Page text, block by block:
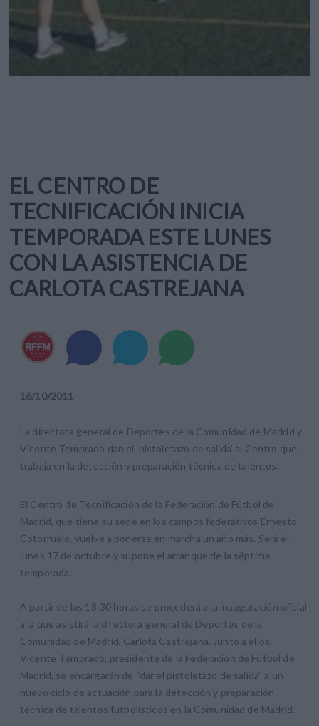
EL CENTRO DE
TECNIFICACIÓN INICIA
TEMPORADA ESTE LUNES
CON LA ASISTENCIA DE
CARLOTA CASTREJANA
16/10/2011
La directora general de Deportes de la Comunidad de Madrid y
Vicente Temprado dan el ‘pistoletazo de salida’ al Centro que
trabaja en la detección y preparación técnica de talentos.
El Centro de Tecnificación de la Federación de Fútbol de
Madrid, que tiene su sede en los campos federativos Ernesto
Cotorruelo, vuelve a ponerse en marcha un año más. Será el
lunes 17 de octubre y supone el arranque de la séptima
temporada.
A partir de las 18:30 horas se procederá a la inauguración oficial
a la que asistirá la directora general de Deportes de la
Comunidad de Madrid, Carlota Castrejana. Junto a ellos,
Vicente Temprado, presidente de la Federación de Fútbol de
Madrid, se encargarán de “dar el pistoletazo de salida” a un
nuevo ciclo de actuación para la detección y preparación
técnica de talentos futbolísticos en la Comunidad de Madrid.